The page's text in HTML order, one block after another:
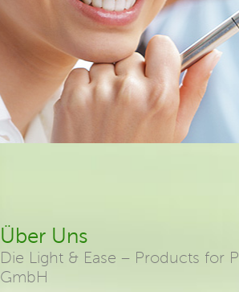
Über Uns
Die Light & Ease – Products for
GmbH